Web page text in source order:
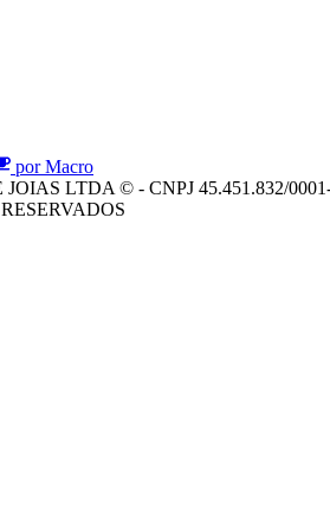
por Macro
LTDA © - CNPJ 45.451.832/